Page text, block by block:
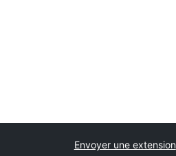
Envoyer une extension